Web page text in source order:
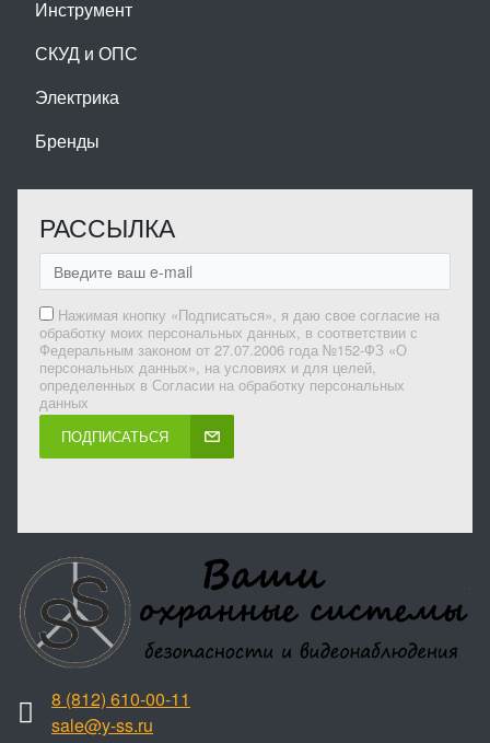
Инструмент
СКУД и ОПС
Электрика
Бренды
РАССЫЛКА
Нажимая кнопку «Подписаться», я даю свое согласие на
обработку моих персональных данных, в соответствии с
Федеральным законом от 27.07.2006 года №152-ФЗ «О
персональных данных», на условиях и для целей,
определенных в Согласии на обработку персональных
данных
ПОДПИСАТЬСЯ
8 (812) 610-00-11
sale@y-ss.ru